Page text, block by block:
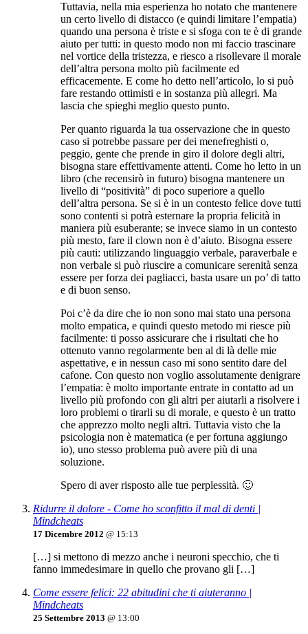
Tuttavia, nella mia esperienza ho notato che mantenere
un certo livello di distacco (e quindi limitare l’empatia)
quando una persona è triste e si sfoga con te è di grande
aiuto per tutti: in questo modo non mi faccio trascinare
nel vortice della tristezza, e riesco a risollevare il morale
dell’altra persona molto più facilmente ed
efficacemente. E come ho detto nell’articolo, lo si può
fare restando ottimisti e in sostanza più allegri. Ma
lascia che spieghi meglio questo punto.
Per quanto riguarda la tua osservazione che in questo
caso si potrebbe passare per dei menefreghisti o,
peggio, gente che prende in giro il dolore degli altri,
bisogna stare effettivamente attenti. Come ho letto in un
libro (che recensirò in futuro) bisogna mantenere un
livello di “positività” di poco superiore a quello
dell’altra persona. Se si è in un contesto felice dove tutti
sono contenti si potrà esternare la propria felicità in
maniera più esuberante; se invece siamo in un contesto
più mesto, fare il clown non è d’aiuto. Bisogna essere
più cauti: utilizzando linguaggio verbale, paraverbale e
non verbale si può riuscire a comunicare serenità senza
essere per forza dei pagliacci, basta usare un po’ di tatto
e di buon senso.
Poi c’è da dire che io non sono mai stato una persona
molto empatica, e quindi questo metodo mi riesce più
facilmente: ti posso assicurare che i risultati che ho
ottenuto vanno regolarmente ben al di là delle mie
aspettative, e in nessun caso mi sono sentito dare del
cafone. Con questo non voglio assolutamente denigrare
l’empatia: è molto importante entrate in contatto ad un
livello più profondo con gli altri per aiutarli a risolvere i
loro problemi o tirarli su di morale, e questo è un tratto
che apprezzo molto negli altri. Tuttavia visto che la
psicologia non è matematica (e per fortuna aggiungo
io), uno stesso problema può avere più di una
soluzione.
Spero di aver risposto alle tue perplessità. 🙂
Ridurre il dolore - Come ho sconfitto il mal di denti |
Mindcheats
17 Dicembre 2012 @ 15:13
[…] si mettono di mezzo anche i neuroni specchio, che ti
fanno immedesimare in quello che provano gli […]
Come essere felici: 22 abitudini che ti aiuteranno |
Mindcheats
25 Settembre 2013 @ 13:00